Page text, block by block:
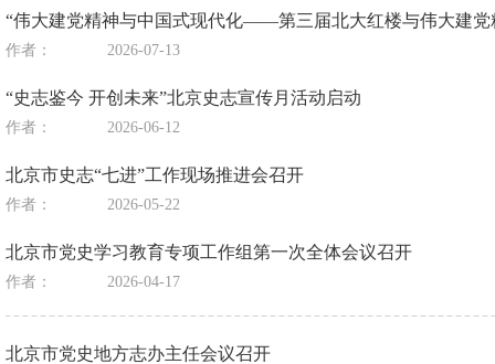
“伟大建党精神与中国式现代化——第三届北大红楼与伟大建
作者： 2026-07-13
“史志鉴今 开创未来”北京史志宣传月活动启动
作者： 2026-06-12
北京市史志“七进”工作现场推进会召开
作者： 2026-05-22
北京市党史学习教育专项工作组第一次全体会议召开
作者： 2026-04-17
北京市党史地方志办主任会议召开